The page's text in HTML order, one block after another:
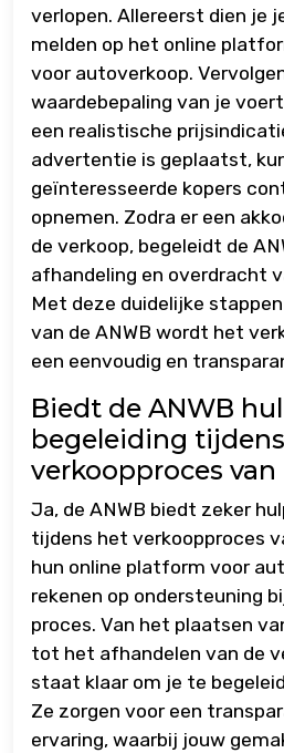
verlopen. Allereerst dien je
melden op het online
voor autoverkoop.
waardebepaling van je
een realistische
advertentie is geplaatst,
geïnteresseerde kopers
opnemen. Zodra er een
de verkoop, begeleidt de
afhandeling en overdracht
Met deze duidelijke
van de ANWB wordt het
een eenvoudig en
Biedt de ANWB
begeleiding
verkoopproces
Ja, de ANWB biedt zeker
tijdens het verkoopproces
hun online platform voor
rekenen op ondersteuning
proces. Van het plaatsen
tot het afhandelen van de
staat klaar om je te
Ze zorgen voor een
ervaring, waarbij jouw